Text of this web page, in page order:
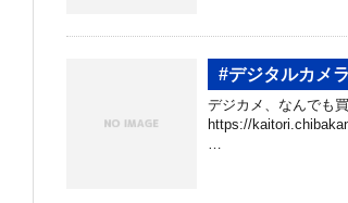
#デジタルカメ
デジカメ、なんでも
https://
…